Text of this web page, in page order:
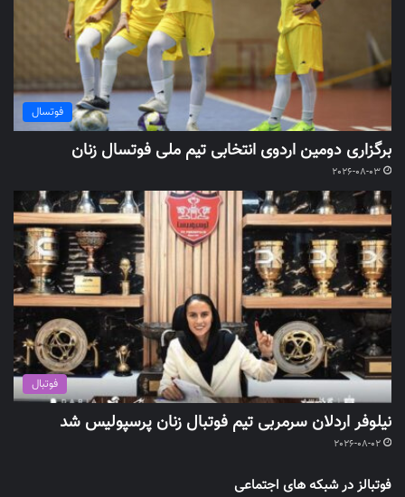
فوتسال
برگزاری دومین اردوی انتخابی تیم ملی فوتسال زنان
2026-08-03
فوتبال
نیلوفر اردلان سرمربی تیم فوتبال زنان پرسپولیس شد
2026-08-02
فوتبالز در شبکه های اجتماعی